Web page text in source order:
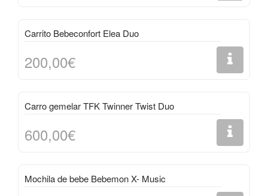
Carrito Bebeconfort Elea Duo
200,00€
Carro gemelar TFK Twinner Twist Duo
600,00€
Mochila de bebe Bebemon X- Music